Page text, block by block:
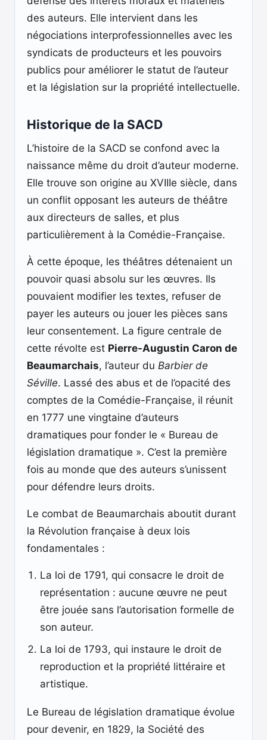
des auteurs. Elle intervient dans les
négociations interprofessionnelles avec les
syndicats de producteurs et les pouvoirs
publics pour améliorer le statut de l’auteur
et la législation sur la propriété intellectuelle.
Historique de la SACD
L’histoire de la SACD se confond avec la
naissance même du droit d’auteur moderne.
Elle trouve son origine au XVIIIe siècle, dans
un conflit opposant les auteurs de théâtre
aux directeurs de salles, et plus
particulièrement à la Comédie-Française.
À cette époque, les théâtres détenaient un
pouvoir quasi absolu sur les œuvres. Ils
pouvaient modifier les textes, refuser de
payer les auteurs ou jouer les pièces sans
leur consentement. La figure centrale de
cette révolte est Pierre-Augustin Caron de
Beaumarchais, l’auteur du Barbier de
Séville. Lassé des abus et de l’opacité des
comptes de la Comédie-Française, il réunit
en 1777 une vingtaine d’auteurs
dramatiques pour fonder le « Bureau de
législation dramatique ». C’est la première
fois au monde que des auteurs s’unissent
pour défendre leurs droits.
Le combat de Beaumarchais aboutit durant
la Révolution française à deux lois
fondamentales :
La loi de 1791, qui consacre le droit de
représentation : aucune œuvre ne peut
être jouée sans l’autorisation formelle de
son auteur.
La loi de 1793, qui instaure le droit de
reproduction et la propriété littéraire et
artistique.
Le Bureau de législation dramatique évolue
pour devenir, en 1829, la Société des